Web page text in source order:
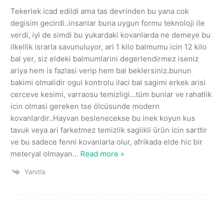
Tekerlek icad edildi ama tas devrinden bu yana cok
degisim gecirdi..insanlar buna uygun formu teknoloji ile
verdi, iyi de simdi bu yukardaki kovanlarda ne demeye bu
ilkellik israrla savunuluyor, ari 1 kilo balmumu icin 12 kilo
bal yer, siz eldeki balmumlarini degerlendirmez iseniz
ariya hem is fazlasi verip hem bal beklersiniz.bunun
bakimi olmalidir ogul kontrolu ilaci bal sagimi erkek arisi
cerceve kesimi, varraosu temizligi…tüm bunlar ve rahatlik
icin olmasi gereken tse ölcüsunde modern
kovanlardir..Hayvan beslenecekse bu inek koyun kus
tavuk veya ari farketmez temizlik saglikli ürün icin sarttir
ve bu sadece fenni kovanlarla olur, afrikada elde hic bir
meteryal olmayan… Read more »
Yanıtla